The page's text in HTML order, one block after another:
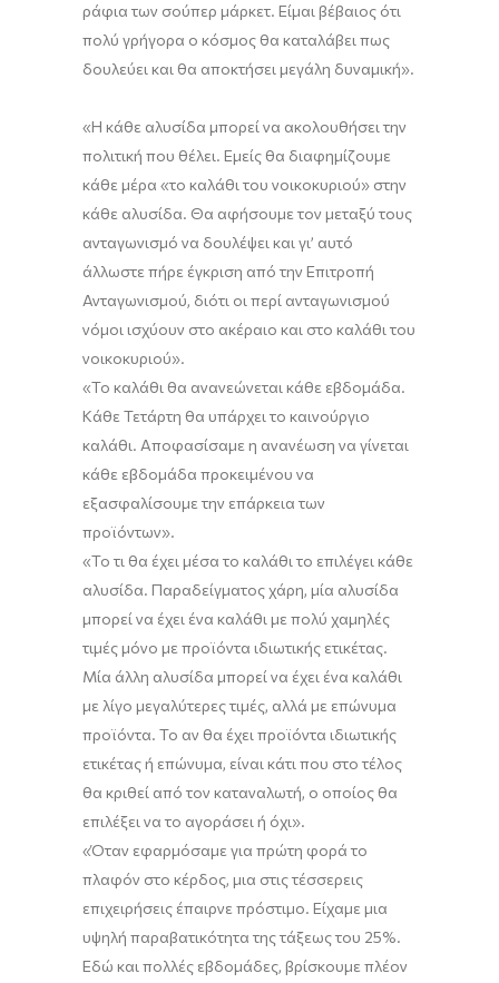
ράφια των σούπερ μάρκετ. Είμαι βέβαιος ότι
πολύ γρήγορα ο κόσμος θα καταλάβει πως
δουλεύει και θα αποκτήσει μεγάλη δυναμική».
«Η κάθε αλυσίδα μπορεί να ακολουθήσει την
πολιτική που θέλει. Εμείς θα διαφημίζουμε
κάθε μέρα «το καλάθι του νοικοκυριού» στην
κάθε αλυσίδα. Θα αφήσουμε τον μεταξύ τους
ανταγωνισμό να δουλέψει και γι’ αυτό
άλλωστε πήρε έγκριση από την Επιτροπή
Ανταγωνισμού, διότι οι περί ανταγωνισμού
νόμοι ισχύουν στο ακέραιο και στο καλάθι του
νοικοκυριού».
«Το καλάθι θα ανανεώνεται κάθε εβδομάδα.
Κάθε Τετάρτη θα υπάρχει το καινούργιο
καλάθι. Αποφασίσαμε η ανανέωση να γίνεται
κάθε εβδομάδα προκειμένου να
εξασφαλίσουμε την επάρκεια των
προϊόντων».
«Το τι θα έχει μέσα το καλάθι το επιλέγει κάθε
αλυσίδα. Παραδείγματος χάρη, μία αλυσίδα
μπορεί να έχει ένα καλάθι με πολύ χαμηλές
τιμές μόνο με προϊόντα ιδιωτικής ετικέτας.
Μία άλλη αλυσίδα μπορεί να έχει ένα καλάθι
με λίγο μεγαλύτερες τιμές, αλλά με επώνυμα
προϊόντα. Το αν θα έχει προϊόντα ιδιωτικής
ετικέτας ή επώνυμα, είναι κάτι που στο τέλος
θα κριθεί από τον καταναλωτή, ο οποίος θα
επιλέξει να το αγοράσει ή όχι».
«Όταν εφαρμόσαμε για πρώτη φορά το
πλαφόν στο κέρδος, μια στις τέσσερεις
επιχειρήσεις έπαιρνε πρόστιμο. Είχαμε μια
υψηλή παραβατικότητα της τάξεως του 25%.
Εδώ και πολλές εβδομάδες, βρίσκουμε πλέον